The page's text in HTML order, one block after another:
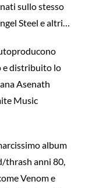
sullo stesso
Steel e altri…
e distribuito lo
Asenath
Music
album
thrash anni 80,
Venom e